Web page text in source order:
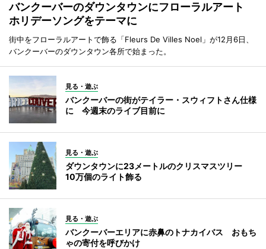
バンクーバーのダウンタウンにフローラルアート
ホリデーソングをテーマに
街中をフローラルアートで飾る「Fleurs De Villes Noel」が12月6日、
バンクーバーのダウンタウン各所で始まった。
見る・遊ぶ
バンクーバーの街がテイラー・スウィフトさん仕様
に 今週末のライブ目前に
見る・遊ぶ
ダウンタウンに23メートルのクリスマスツリー
10万個のライト飾る
見る・遊ぶ
バンクーバーエリアに赤鼻のトナカイバス おもち
ゃの寄付を呼びかけ